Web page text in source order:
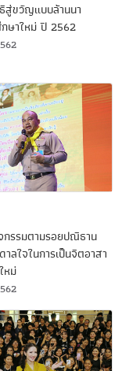
ขวัญแบบล้านนา
ษาใหม่ ปี 2562
รรมตามรอยปณิธาน
ลใจในการเป็นจิตอาสา
หม่